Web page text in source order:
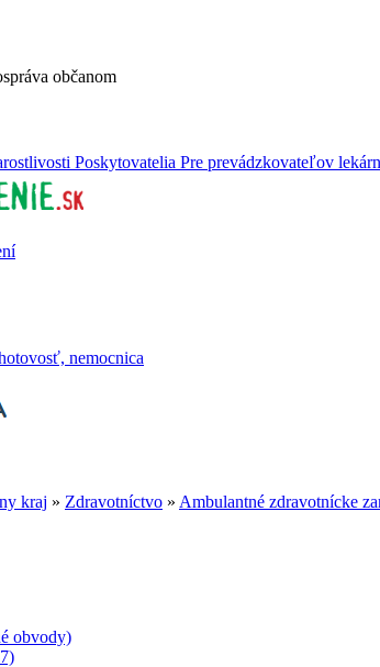
občanom
Poskytovatelia Pre prevádzkovateľov
nemocnica
kraj » Zdravotníctvo » Ambulantné zdravotnícke
obvody)